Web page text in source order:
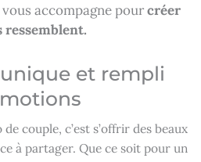
accompagne pourcréer
ressemblent.
et rempli
couple, c’est s’offrir des beaux
à partager. Que ce soit pour un